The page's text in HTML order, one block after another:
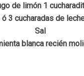
de limón 1
ó 3 cucharadas de
Sal
blanca recién